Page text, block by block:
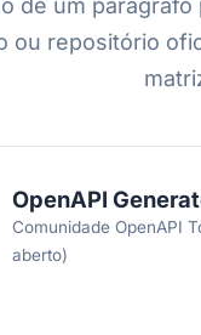
de um
ou repositório
OpenAPI
Comunidade OpenAPI
aberto)